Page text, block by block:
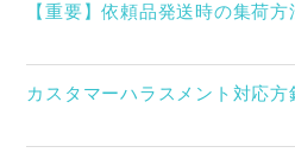
【重要】依頼品発送時の集荷
カスタマーハラスメント対応方